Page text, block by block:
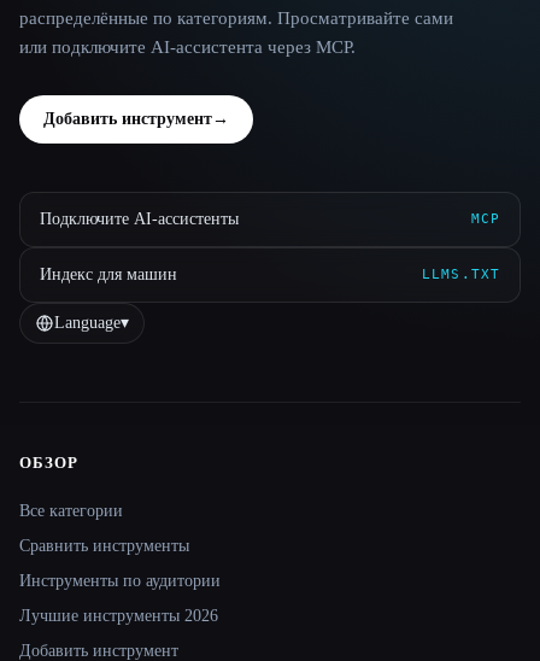
распределённые по категориям. Просматривайте сами
или подключите AI-ассистента через MCP.
Добавить инструмент→
Подключите AI-ассистенты MCP
Индекс для машин LLMS.TXT
Language▾
Site navigation
ОБЗОР
Все категории
Сравнить инструменты
Инструменты по аудитории
Лучшие инструменты 2026
Добавить инструмент